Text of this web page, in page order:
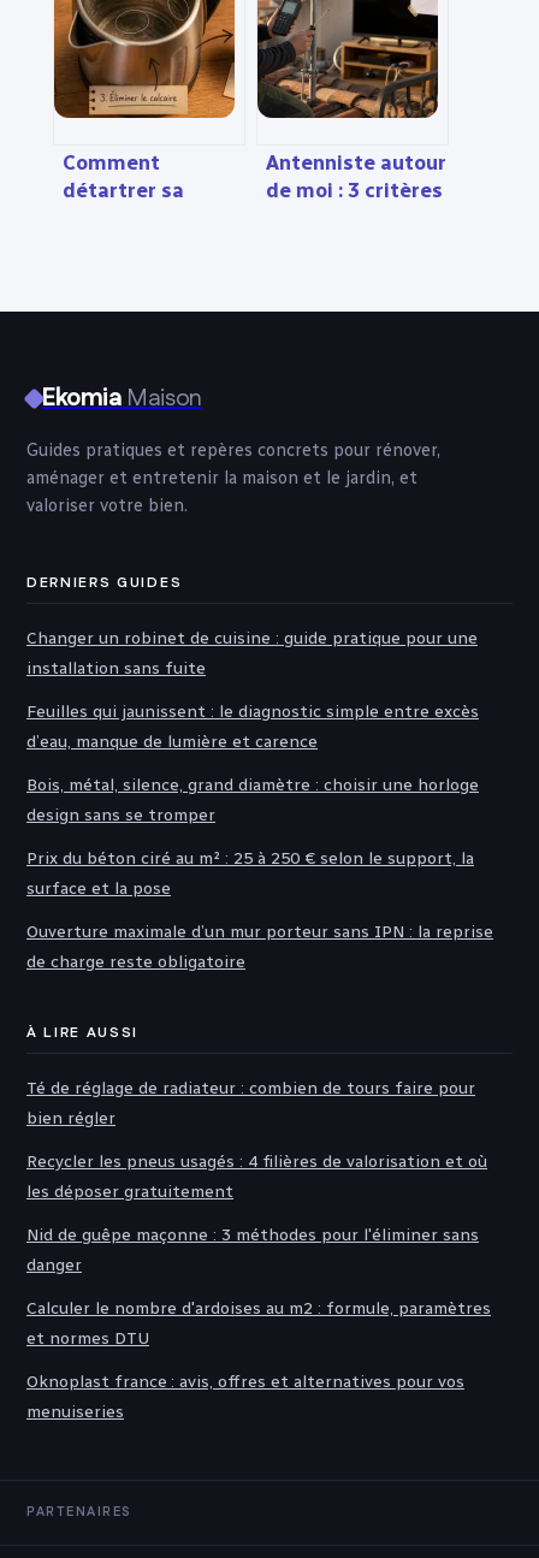
sans risque
choisir la
puissance
adaptée à votre
jardin
Comment
détartrer sa
Antenniste autour
de moi : 3 critères
EkomiaMaison
Guides pratiques et repères concrets pour rénover,
aménager et entretenir la maison et le jardin, et
valoriser votre bien.
DERNIERS GUIDES
Changer un robinet de cuisine : guide pratique pour une
installation sans fuite
Feuilles qui jaunissent : le diagnostic simple entre excès
d’eau, manque de lumière et carence
Bois, métal, silence, grand diamètre : choisir une horloge
design sans se tromper
Prix du béton ciré au m² : 25 à 250 € selon le support, la
surface et la pose
Ouverture maximale d’un mur porteur sans IPN : la reprise
de charge reste obligatoire
À LIRE AUSSI
Té de réglage de radiateur : combien de tours faire pour
bien régler
Recycler les pneus usagés : 4 filières de valorisation et où
les déposer gratuitement
Nid de guêpe maçonne : 3 méthodes pour l'éliminer sans
danger
Calculer le nombre d'ardoises au m2 : formule, paramètres
et normes DTU
Oknoplast france : avis, offres et alternatives pour vos
menuiseries
PARTENAIRES